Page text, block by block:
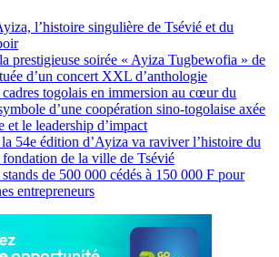
l’histoire singulière de Tsévié et du
prestigieuse soirée « Ayiza Tugbewofia » de
d’un concert XXL d’anthologie
cadres togolais en immersion au cœur du
d’une coopération sino-togolaise axée
et le leadership d’impact
54e édition d’Ayiza va raviver l’histoire du
de la ville de Tsévié
de 500 000 cédés à 150 000 F pour
entrepreneurs